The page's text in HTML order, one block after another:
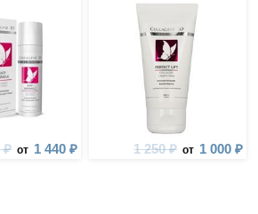
₽ от 1 440 ₽
компонентом
1 250 ₽ от 1 000 ₽